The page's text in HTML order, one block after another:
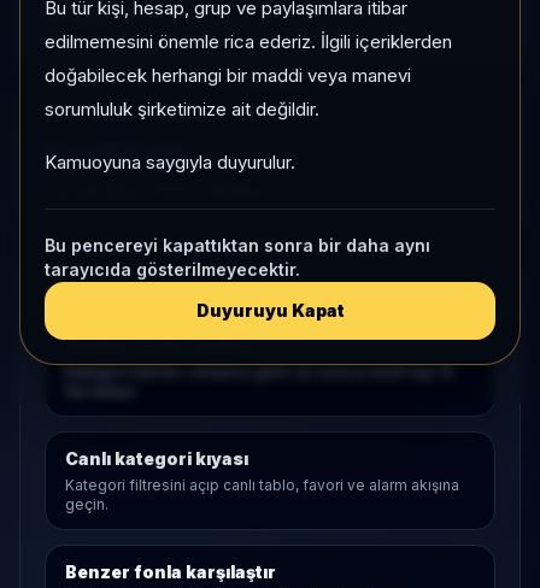
Bu tür kişi, hesap, grup ve paylaşımlara itibar
edilmemesini önemle rica ederiz. İlgili içeriklerden
doğabilecek herhangi bir maddi veya manevi
sorumluluk şirketimize ait değildir.
Kamuoyuna saygıyla duyurulur.
Bu pencereyi kapattıktan sonra bir daha aynı
tarayıcıda gösterilmeyecektir.
Duyuruyu Kapat
Momentum bazlı kategori içi sıra
KAP VE AKIŞ
Aktif KAP
Araştırma Akışı
Serbestaçılış sayfası
Canlı kategori kıyası
Kategori filtresini açıp canlı tablo, favori ve alarm akışına
geçin.
Benzer fonla karşılaştır